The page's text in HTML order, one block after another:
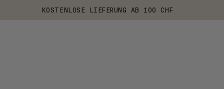
KOSTENLOSE LIEFERUNG AB 100 CHF